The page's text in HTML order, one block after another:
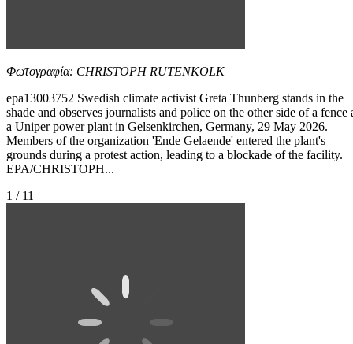
Φωτογραφία: CHRISTOPH RUTENKOLK
epa13003752 Swedish climate activist Greta Thunberg stands in the
shade and observes journalists and police on the other side of a fence
a Uniper power plant in Gelsenkirchen, Germany, 29 May 2026.
Members of the organization 'Ende Gelaende' entered the plant's
grounds during a protest action, leading to a blockade of the facility.
EPA/CHRISTOPH...
1 / 11